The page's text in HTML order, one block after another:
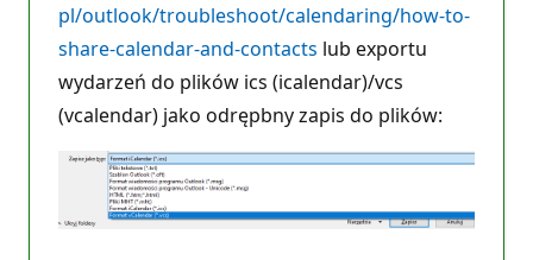
pl/outlook/troubleshoot/calendaring/how-to-
share-calendar-and-contacts lub exportu
wydarzeń do plików ics (icalendar)/vcs
(vcalendar) jako odrępbny zapis do plików: